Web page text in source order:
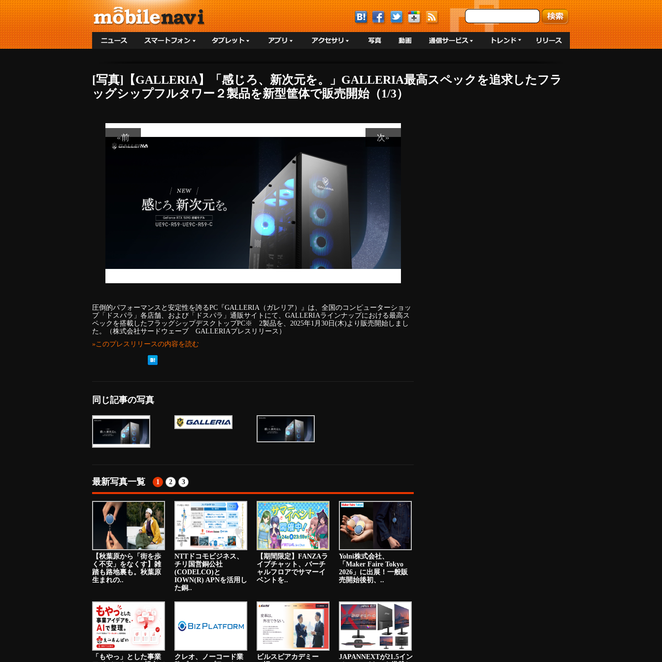
[写真]【GALLERIA】「感じろ、新次元を。」GALLERIA最高スペックを追求したフラ
ッグシップフルタワー２製品を新型筐体で販売開始（1/3）
«前 次»
圧倒的パフォーマンスと安定性を誇るPC『GALLERIA（ガレリア）』は、全国のコンピューターショッ
プ「ドスパラ」各店舗、および「ドスパラ」通販サイトにて、GALLERIAラインナップにおける最高ス
ペックを搭載したフラッグシップデスクトップPC※ 2製品を、2025年1月30日(木)より販売開始しまし
た。（株式会社サードウェーブ GALLERIAプレスリリース）
»このプレスリリースの内容を読む
同じ記事の写真
最新写真一覧 1 2 3
【秋葉原から「街を歩
く不安」をなくす】雑
踏も路地裏も。秋葉原
生まれの..
NTTドコモビジネス、
チリ国営銅公社
(CODELCO)と
IOWN(R) APNを活用し
た銅..
【期間限定】FANZAラ
イブチャット、バーチ
ャルフロアでサマーイ
ベントを..
Yolni株式会社、
「Maker Faire Tokyo
2026」に出展！一般販
売開始後初、..
「もやっ」とした事業
クレオ、ノーコード業
ビルスピアカデミー
JAPANNEXTが21.5イン